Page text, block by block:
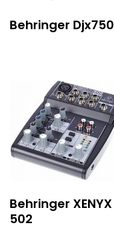
Behringer Djx750
Behringer XENYX
502